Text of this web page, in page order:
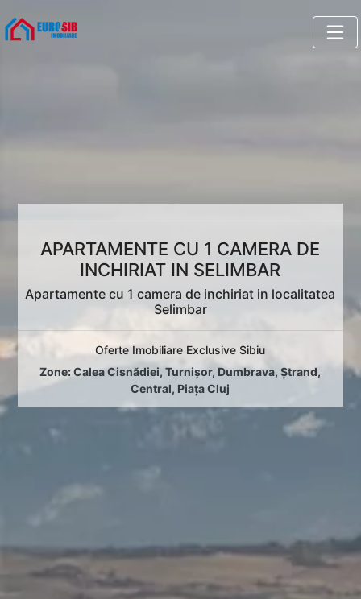
APARTAMENTE CU 1 CAMERA DE
INCHIRIAT IN SELIMBAR
Apartamente cu 1 camera de inchiriat in localitatea
Selimbar
Oferte Imobiliare Exclusive Sibiu
Zone:Calea Cisnădiei,Turnișor, Dumbrava,Ștrand,
Central, Piața Cluj